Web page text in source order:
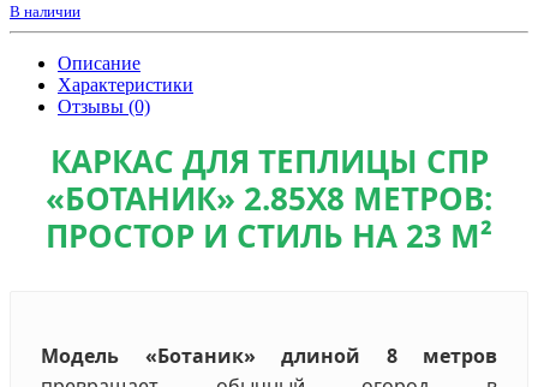
В наличии
Описание
Характеристики
Отзывы (0)
КАРКАС ДЛЯ ТЕПЛИЦЫ СПР
«БОТАНИК» 2.85Х8 МЕТРОВ:
ПРОСТОР И СТИЛЬ НА 23 М²
Модель «Ботаник» длиной 8 метров